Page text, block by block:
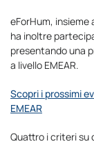
eForHum, insieme
ha inoltre
presentando una
a livello EMEAR.
Scopri i prossimi
EMEAR
Quattro i criteri su